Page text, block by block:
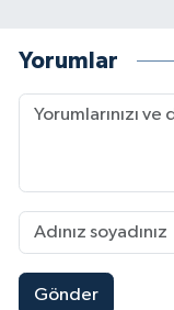
Yorumlar
Gönder